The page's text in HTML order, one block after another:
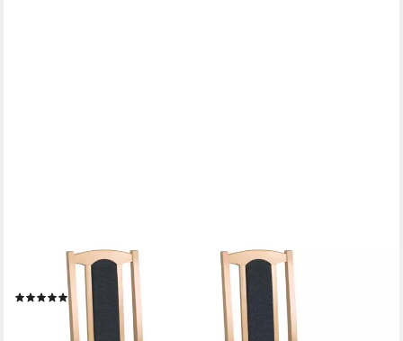
ergonomische Sitzhöhe, verschiedene Farben, 2 St), (BxHxT):
43x96x40cm
(4)
ab 159,00 € UVP 259,00 €